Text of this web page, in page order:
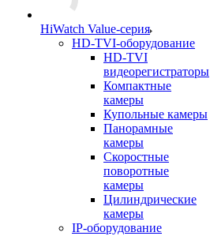
HiWatch Value-серия
HD-TVI-оборудование
HD-TVI
видеорегистраторы
Компактные
камеры
Купольные камеры
Панорамные
камеры
Скоростные
поворотные
камеры
Цилиндрические
камеры
IP-оборудование